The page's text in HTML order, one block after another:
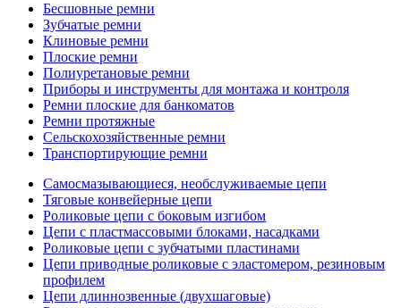
Бесшовные ремни
Зубчатые ремни
Клиновые ремни
Плоские ремни
Полиуретановые ремни
Приборы и инструменты для монтажа и контроля
Ремни плоские для банкоматов
Ремни протяжные
Сельскохозяйственные ремни
Транспортирующие ремни
Самосмазывающиеся, необслуживаемые цепи
Тяговые конвейерные цепи
Роликовые цепи с боковым изгибом
Цепи с пластмассовыми блоками, насадками
Роликовые цепи с зубчатыми пластинами
Цепи приводные роликовые с эластомером, резиновым
профилем
Цепи длиннозвенные (двухшаговые)